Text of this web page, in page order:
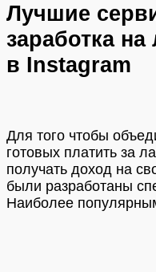
Лучшие
заработка на
в Instagram
Для того чтобы
готовых платить за
получать доход на
были разработаны
Наиболее